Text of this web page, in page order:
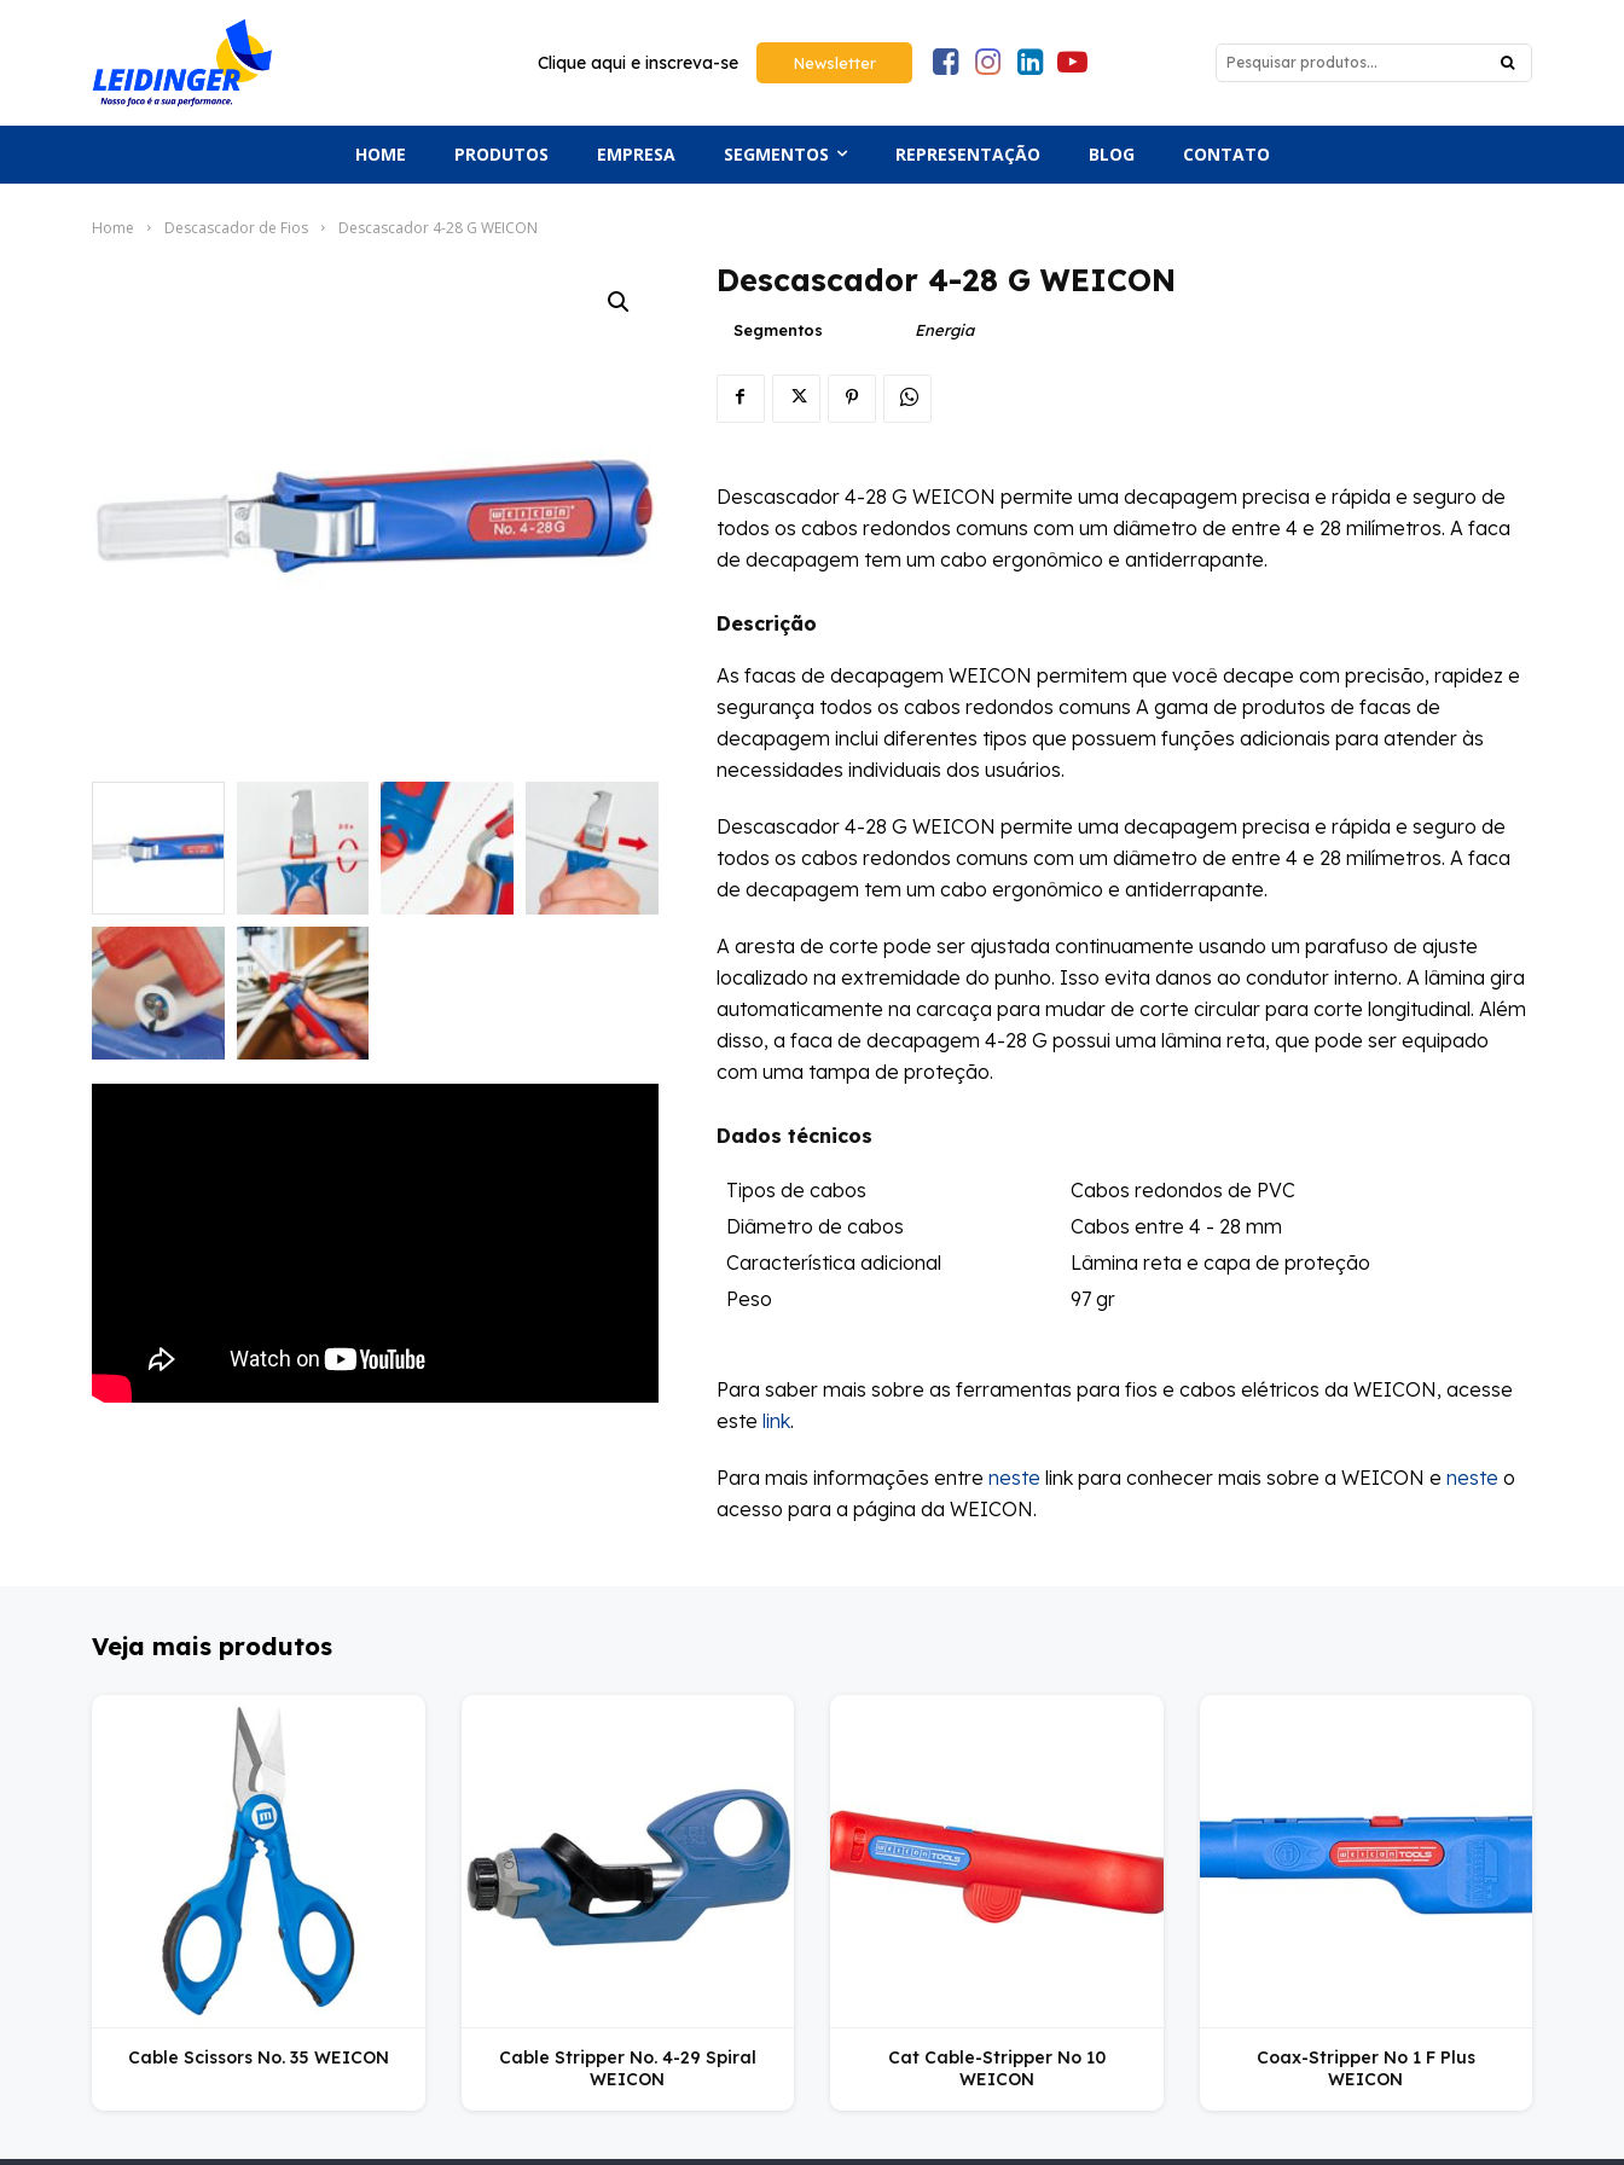
Clique aqui e inscreva-se Newsletter
HOME PRODUTOS EMPRESA SEGMENTOS REPRESENTAÇÃO BLOG CONTATO
Home Descascador de Fios Descascador 4-28 G WEICON
Descascador 4-28 G WEICON
Segmentos Energia
Descascador 4-28 G WEICON permite uma decapagem precisa e rápida e seguro de
todos os cabos redondos comuns com um diâmetro de entre 4 e 28 milímetros. A faca
de decapagem tem um cabo ergonômico e antiderrapante.
Descrição
As facas de decapagem WEICON permitem que você decape com precisão, rapidez e
segurança todos os cabos redondos comuns A gama de produtos de facas de
decapagem inclui diferentes tipos que possuem funções adicionais para atender às
necessidades individuais dos usuários.
Descascador 4-28 G WEICON permite uma decapagem precisa e rápida e seguro de
todos os cabos redondos comuns com um diâmetro de entre 4 e 28 milímetros. A faca
de decapagem tem um cabo ergonômico e antiderrapante.
A aresta de corte pode ser ajustada continuamente usando um parafuso de ajuste
localizado na extremidade do punho. Isso evita danos ao condutor interno. A lâmina gira
automaticamente na carcaça para mudar de corte circular para corte longitudinal. Além
disso, a faca de decapagem 4-28 G possui uma lâmina reta, que pode ser equipado
com uma tampa de proteção.
Dados técnicos
Tipos de cabos
Cabos redondos de PVC
Diâmetro de cabos
Cabos entre 4 - 28 mm
Característica adicional
Lâmina reta e capa de proteção
Peso
97 gr
Para saber mais sobre as ferramentas para fios e cabos elétricos da WEICON, acesse
este link.
Para mais informações entre neste link para conhecer mais sobre a WEICON e neste o
acesso para a página da WEICON.
Veja mais produtos
Cable Scissors No. 35 WEICON
Cable Stripper No. 4-29 Spiral
WEICON
Cat Cable-Stripper No 10
WEICON
Coax-Stripper No 1 F Plus
WEICON